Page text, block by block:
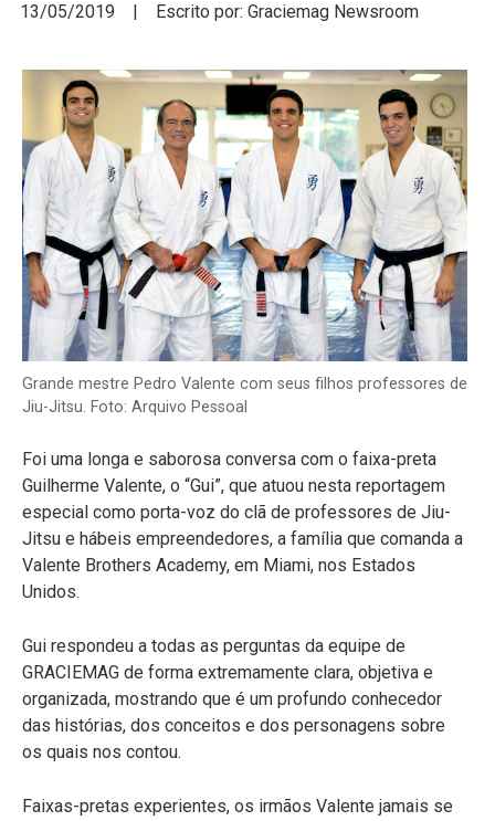
13/05/2019 | Escrito por: Graciemag Newsroom
Grande mestre Pedro Valente com seus filhos professores de
Jiu-Jitsu. Foto: Arquivo Pessoal
Foi uma longa e saborosa conversa com o faixa-preta
Guilherme Valente, o “Gui”, que atuou nesta reportagem
especial como porta-voz do clã de professores de Jiu-
Jitsu e hábeis empreendedores, a família que comanda a
Valente Brothers Academy, em Miami, nos Estados
Unidos.
Gui respondeu a todas as perguntas da equipe de
GRACIEMAG de forma extremamente clara, objetiva e
organizada, mostrando que é um profundo conhecedor
das histórias, dos conceitos e dos personagens sobre
os quais nos contou.
Faixas-pretas experientes, os irmãos Valente jamais se